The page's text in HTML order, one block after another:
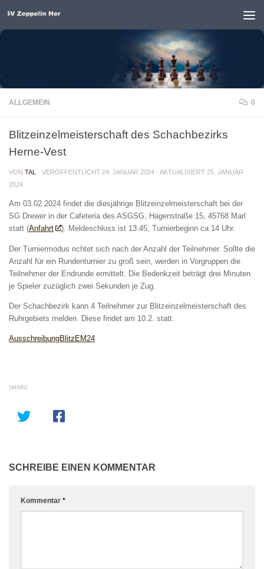
Unter dem Inhalt
ALLGEMEIN 0
Blitzeinzelmeisterschaft des Schachbezirks
Herne-Vest
VON TAL · VERÖFFENTLICHT 24. JANUAR 2024 · AKTUALISIERT 25. JANUAR
2024
Am 03.02.2024 findet die diesjährige Blitzeinzelmeisterschaft bei der
SG Drewer in der Cafeteria des ASGSG, Hagenstraße 15, 45768 Marl
statt (Anfahrt ). Meldeschluss ist 13:45, Turnierbeginn ca 14 Uhr.
Der Turniermodus richtet sich nach der Anzahl der Teilnehmer. Sollte die
Anzahl für ein Rundenturnier zu groß sein, werden in Vorgruppen die
Teilnehmer der Endrunde ermittelt. Die Bedenkzeit beträgt drei Minuten
je Spieler zuzüglich zwei Sekunden je Zug.
Der Schachbezirk kann 4 Teilnehmer zur Blitzeinzelmeisterschaft des
Ruhrgebiets melden. Diese findet am 10.2. statt.
AusschreibungBlitzEM24
SHARE
SCHREIBE EINEN KOMMENTAR
Kommentar *